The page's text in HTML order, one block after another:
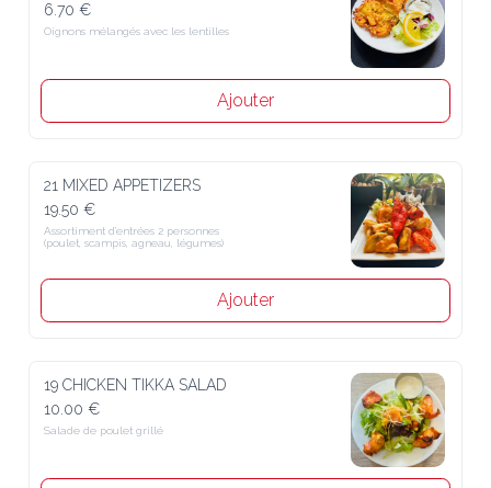
6.70 €
Oignons mélangés avec les lentilles
Ajouter
21 MIXED APPETIZERS
19.50 €
Assortiment d’entrées 2 personnes
(poulet, scampis, agneau, légumes)
Ajouter
19 CHICKEN TIKKA SALAD
10.00 €
Salade de poulet grillé